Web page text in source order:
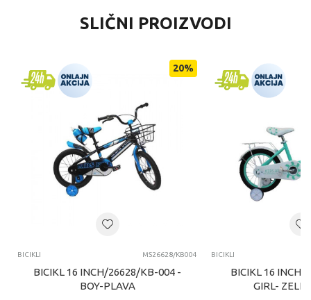
SLIČNI PROIZVODI
20%
BICIKLI MS26628/KB004
BICIKL 16 INCH/26628/KB-004 -
BOY-PLAVA
BICIKLI
BICIKL 16 INCH/
GIRL-